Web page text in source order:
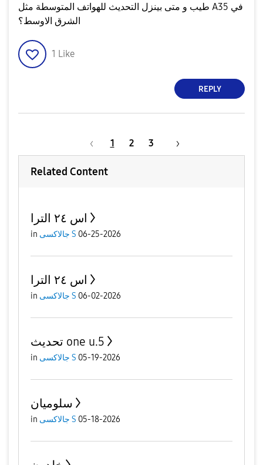
طيب و متى بينزل التحديث للهواتف المتوسطة مثل A35 في
الشرق الاوسط؟
1 Like
REPLY
1 2 3
Related Content
اس ٢٤ الترا
in جالاكسى S 06-25-2026
اس ٢٤ الترا
in جالاكسى S 06-02-2026
تحديث one u.5
in جالاكسى S 05-19-2026
سلوميان
in جالاكسى S 05-18-2026